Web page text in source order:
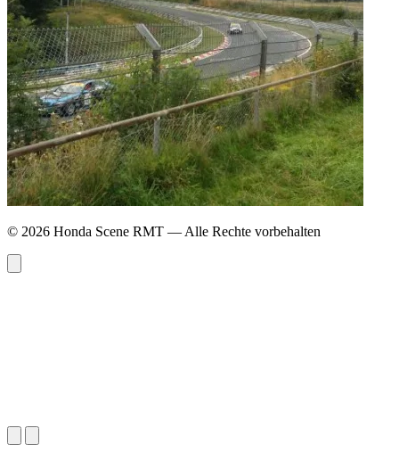
© 2026 Honda Scene RMT — Alle Rechte vorbehalten